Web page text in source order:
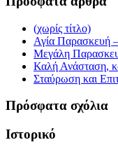
(χωρίς τίτλο)
Αγία Παρασκευή
Μεγάλη
Καλή Ανάσταση,
Σταύρωση και
Πρόσφατα σχόλια
Ιστορικό